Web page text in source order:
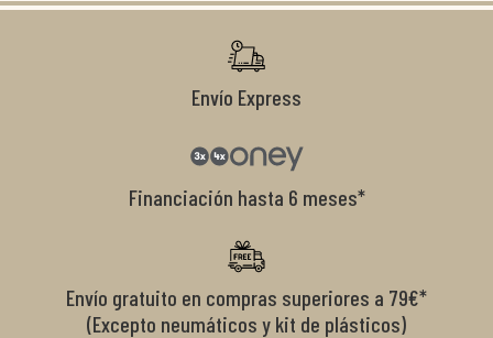
Envío Express
Financiación hasta 6 meses*
Envío gratuito en compras superiores a 79€*
(Excepto neumáticos y kit de plásticos)